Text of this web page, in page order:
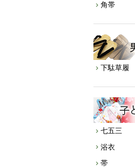
角帯
下駄草履
七五三
浴衣
帯